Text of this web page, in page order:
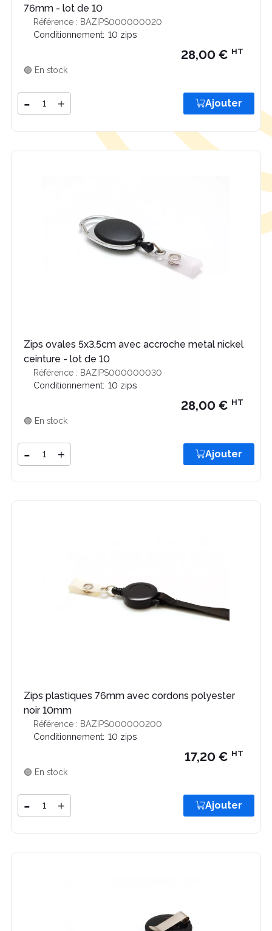
76mm - lot de 10
Référence : BAZIPS000000020
Conditionnement: 10 zips
28,00 € HT
🟢 En stock
-
Quantité + Ajouter
Zips ovales 5x3,5cm avec accroche metal nickel
ceinture - lot de 10
Référence : BAZIPS000000030
Conditionnement: 10 zips
28,00 € HT
🟢 En stock
- + Ajouter
Zips plastiques 76mm avec cordons polyester
noir 10mm
Référence : BAZIPS000000200
Conditionnement: 10 zips
17,20 € HT
🟢 En stock
- + Ajouter